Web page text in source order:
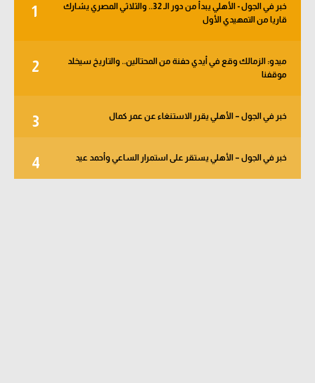
1
خبر في الجول - الأهلي يبدأ من دور الـ 32.. والثلاثي المصري يشارك
قاريا من التمهيدي الأول
2
ميدو: الزمالك وقع في أيدي حفنة من المحتالين.. والتاريخ سيخلد
موقفنا
3 خبر في الجول – الأهلي يقرر الاستنغاء عن عمر كمال
4 خبر في الجول – الأهلي يستقر على استمرار الساعي وأحمد عيد